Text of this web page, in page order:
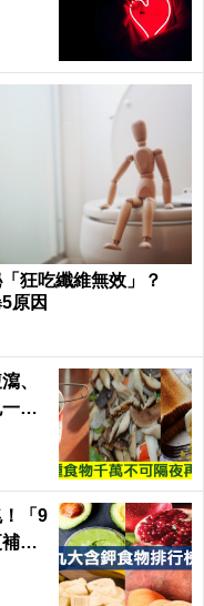
「狂吃纖維無效」？
原因
、
「9
鉀